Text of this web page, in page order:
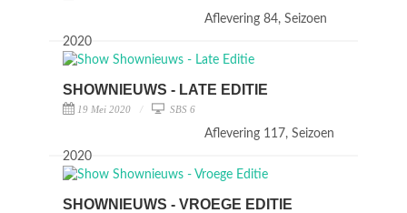
Aflevering 84, Seizoen
2020
SHOWNIEUWS - LATE EDITIE
19 Mei 2020 SBS 6
Aflevering 117, Seizoen
2020
SHOWNIEUWS - VROEGE EDITIE